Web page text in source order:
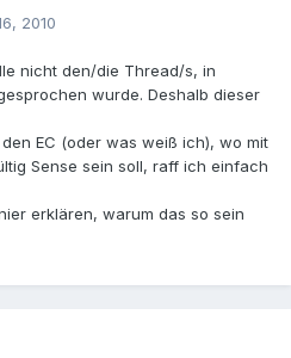
2010
nicht den/die Thread/s, in
wurde. Deshalb dieser
EC (oder was weiß ich), wo mit
Sense sein soll, raff ich einfach
erklären, warum das so sein